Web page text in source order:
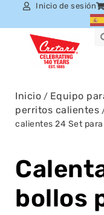
Inicio de sesión
Inicio / Equipo
perritos calientes
calientes 24 Set
bollos